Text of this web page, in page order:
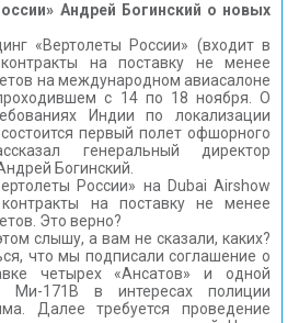
Андрей Богинский о новых
«Вертолеты России» (входит в
на поставку не менее
на международном авиасалоне
с 14 по 18 ноября. О
Индии по локализации
первый полет офшорного
генеральный директор
Богинский.
России» на Dubai Airshow
на поставку не менее
Это верно?
слышу, а вам не сказали, каких?
что мы подписали соглашение о
четырех «Ансатов» и одной
Ми-171В в интересах полиции
Далее требуется проведение